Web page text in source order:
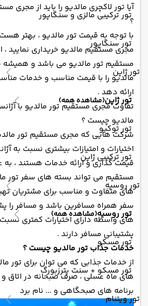
تور ترکیبی مالزی و سنگاپور
تور سنگاپور
تور ژاپن
تور ژاپن(مشاهده همه)
تور توکیو
تور ترکیبی ژاپن
تور روسیه
تور روسیه(مشاهده همه)
تور مسکو
تور مسکو + سنت پترزبورگ
تور ویتنام
آیا تور لاکچری مالدیو را باید از مجری
؟
با توجه به قیمت تور مالدیو ، بهتر هست
مجری مستقیم مالدیو خریداری نمایید ،
مستقیم تور مالدیو می باشد و
مالدیو را با قیمت مناسب و خدمات
ارائه دهد .
تفاوت مجری مستقیم تور مالدیو با
مالدیو چیست ؟
شرکت هایی که مجری مستقیم تور
اختیارات و امتیازات بیشتری نسبت به
قیمت گذاری و ارائه خدمات هستند ، به
مستقیم می تواند بسته های سفر تور
های متفاوت و مناسب برای مشتریان
سفر همراه مسافرین باشد و مسافر را
های واسطه دارای اختیارات کمتری
پشتیبانی مسافر دارند .
خدمات جذاب تور مالدیو چیست ؟
از خدمات جذابی که می توان برای تور
های ماه عسلی ، صرف صبحانه در اتاق و
برنامه های صبحگاهی و ... نام برد